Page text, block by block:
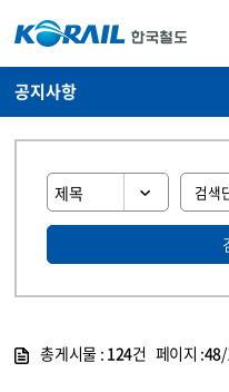
공지사항
총게시물 : 124건 페이지 :48